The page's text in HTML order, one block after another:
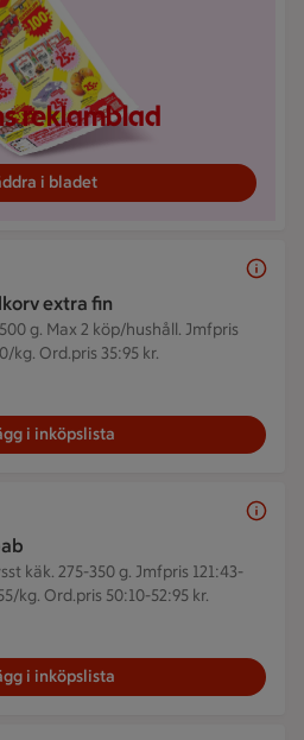
reklamblad
i bladet
extra fin
g. Max 2 köp/hushåll. Jmfpris
kg. Ord.pris 35:95 kr.
i inköpslista
käk. 275-350 g. Jmfpris 121:43-
kg. Ord.pris 50:10-52:95 kr.
i inköpslista